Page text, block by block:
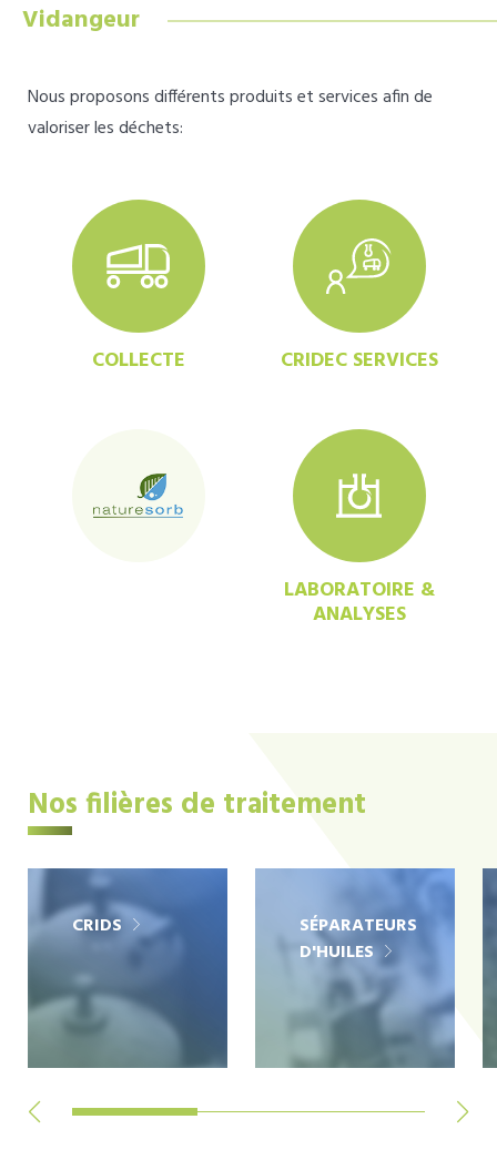
Vidangeur
Nous proposons différents produits et services afin de
valoriser les déchets:
COLLECTE CRIDEC SERVICES
LABORATOIRE &
ANALYSES
Nos filières de traitement
CRIDS
SÉPARATEURS
D'HUILES